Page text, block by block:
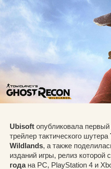
Ubisoft опубликовала
трейлер тактического шутера
Wildlands, а также
изданий игры, релиз которой
годана PC, PlayStation 4 и